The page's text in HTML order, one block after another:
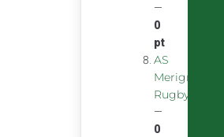
—
0
pt
AS
Merignac
Rugby
—
0